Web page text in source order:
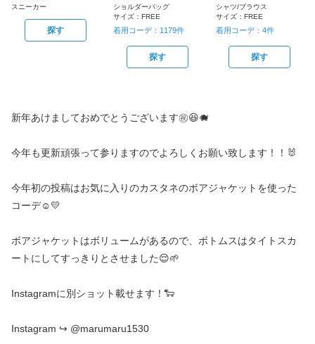
スニーカー
探す
ショルダーバッグ
サイズ：FREE
着用コーデ： 1179件
探す
シャツ/ブラウス
サイズ： FREE
着用コーデ： 4件
探す
新年あけましておめでとうございます㊗️😆🐗
今年も更新頑張って参りますのでよろしくお願い致します！！🐰
今年初の投稿はお気に入りのカスタネのボアジャケットを使った
コーデ☺️💛
ボアジャケットはボリュームがあるので、ボトムスはタイトスカ
ートにしてすっきりとさせました😌🌱
Instagramに別ショット載せます！🐑
Instagram ↪︎ @marumaru1530